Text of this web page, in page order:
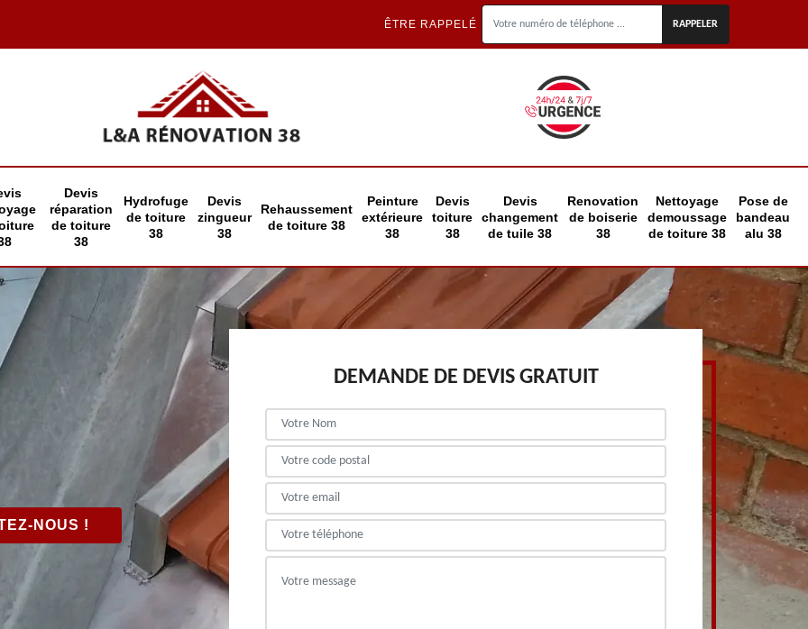
ÊTRE RAPPELÉ
Devis
réparation
de toiture
38
Hydrofuge
de toiture
38
Devis
zingueur
38
Rehaussement
de toiture 38
Peinture
extérieure
38
Devis
toiture
38
Devis
changement
de tuile 38
Renovation
de boiserie
38
Nettoyage
demoussage
de toiture 38
Pose de
bandeau
alu 38
NOUS !
DEMANDE DE DEVIS GRATUIT